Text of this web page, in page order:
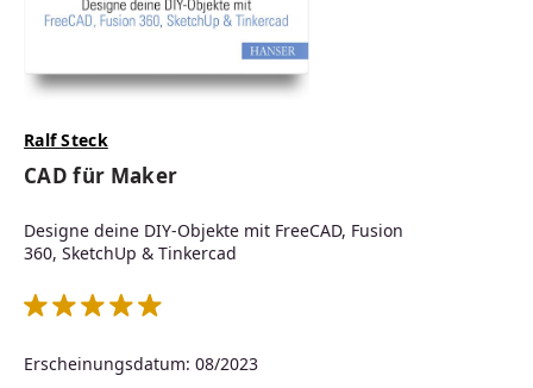
Ralf Steck
CAD für Maker
Designe deine DIY-Objekte mit FreeCAD, Fusion
360, SketchUp & Tinkercad
Erscheinungsdatum: 08/2023